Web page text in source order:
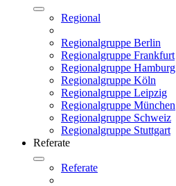
Regional
Regionalgruppe Berlin
Regionalgruppe Frankfurt
Regionalgruppe Hamburg
Regionalgruppe Köln
Regionalgruppe Leipzig
Regionalgruppe München
Regionalgruppe Schweiz
Regionalgruppe Stuttgart
Referate
Referate